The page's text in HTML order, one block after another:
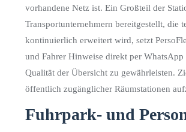
vorhandene Netz ist. Ein Großteil der
Transportunternehmern bereitgestellt, die
kontinuierlich erweitert wird, setzt
und Fahrer Hinweise direkt per
Qualität der Übersicht zu gewährleisten.
öffentlich zugänglicher Räumstationen
Fuhrpark- und